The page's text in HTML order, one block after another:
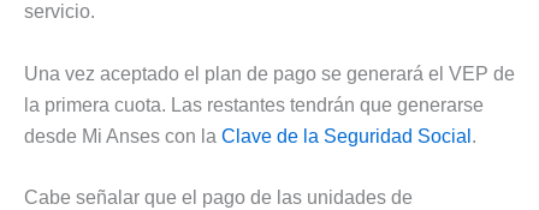
servicio.
Una vez aceptado el plan de pago se generará el VEP de
la primera cuota. Las restantes tendrán que generarse
desde Mi Anses con la Clave de la Seguridad Social .
Cabe señalar que el pago de las unidades de